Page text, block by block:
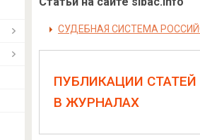
СУДЕБНАЯ СИСТЕМА
ПУБЛИКАЦИИ СТАТЕЙ
В ЖУРНАЛАХ